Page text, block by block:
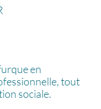
en
tout
sociale.